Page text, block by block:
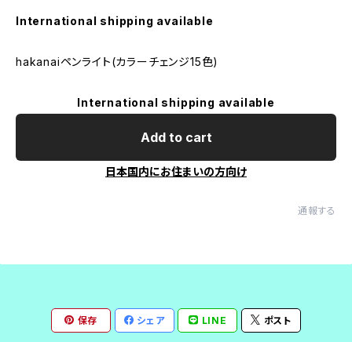
International shipping available
hakanaiペンライト(カラーチェンジ15色)
International shipping available
Add to cart
日本国内にお住まいの方向け
通報する
保存 シェア LINE ポスト